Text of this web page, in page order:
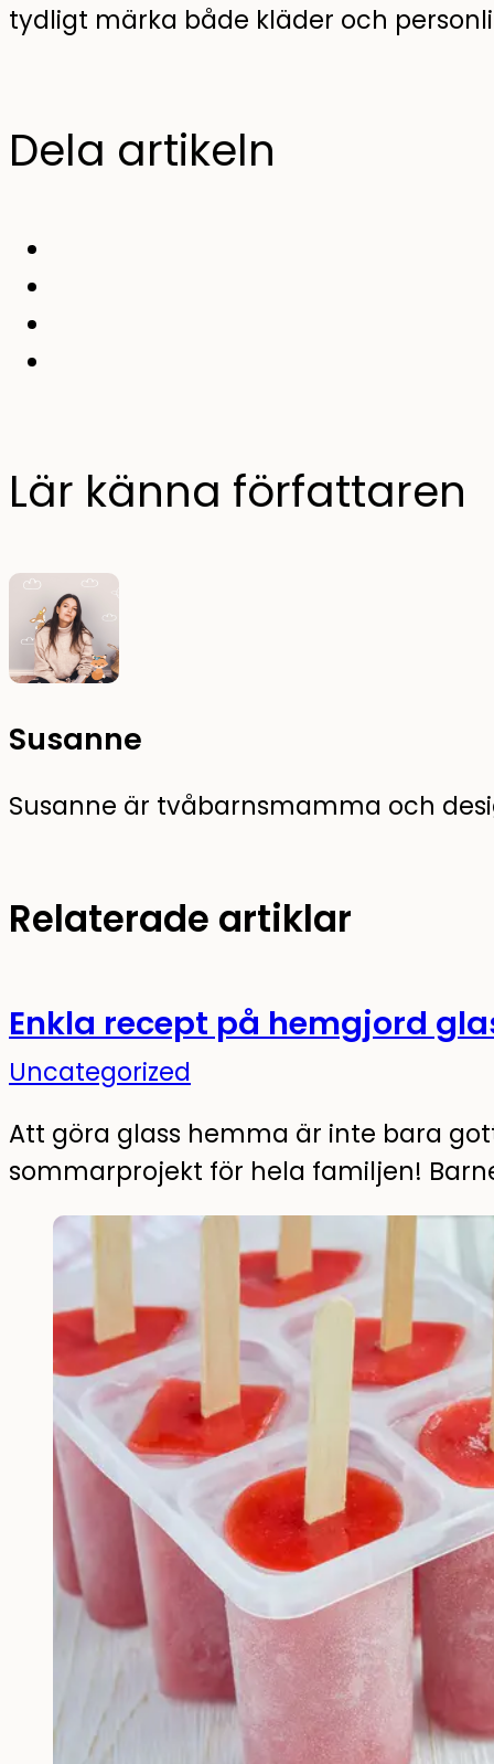
tydligt märka både kläder och
Dela artikeln
Lär känna författaren
Susanne
Susanne är tvåbarnsmamma och
Relaterade artiklar
Enkla recept på hemgjord
Uncategorized
Att göra glass hemma är inte bara
sommarprojekt för hela familjen!